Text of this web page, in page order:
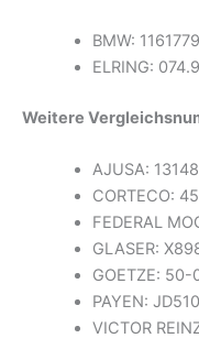
BMW:
ELRING:
Weitere
AJUSA:
CORTECO:
FEDERAL
GLASER:
GOETZE:
PAYEN:
VICTOR